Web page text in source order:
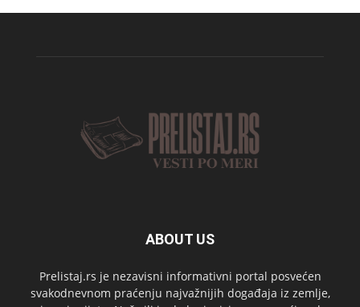
ABOUT US
Prelistaj.rs je nezavisni informativni portal posvećen
svakodnevnom praćenju najvažnijih događaja iz zemlje,